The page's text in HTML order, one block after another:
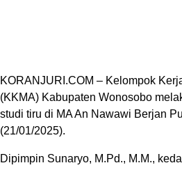
KORANJURI.COM – Kelompok
(KKMA) Kabupaten Wonosobo
studi tiru di MA An Nawawi Berjan
(21/01/2025).
Dipimpin Sunaryo, M.Pd., M.M.,